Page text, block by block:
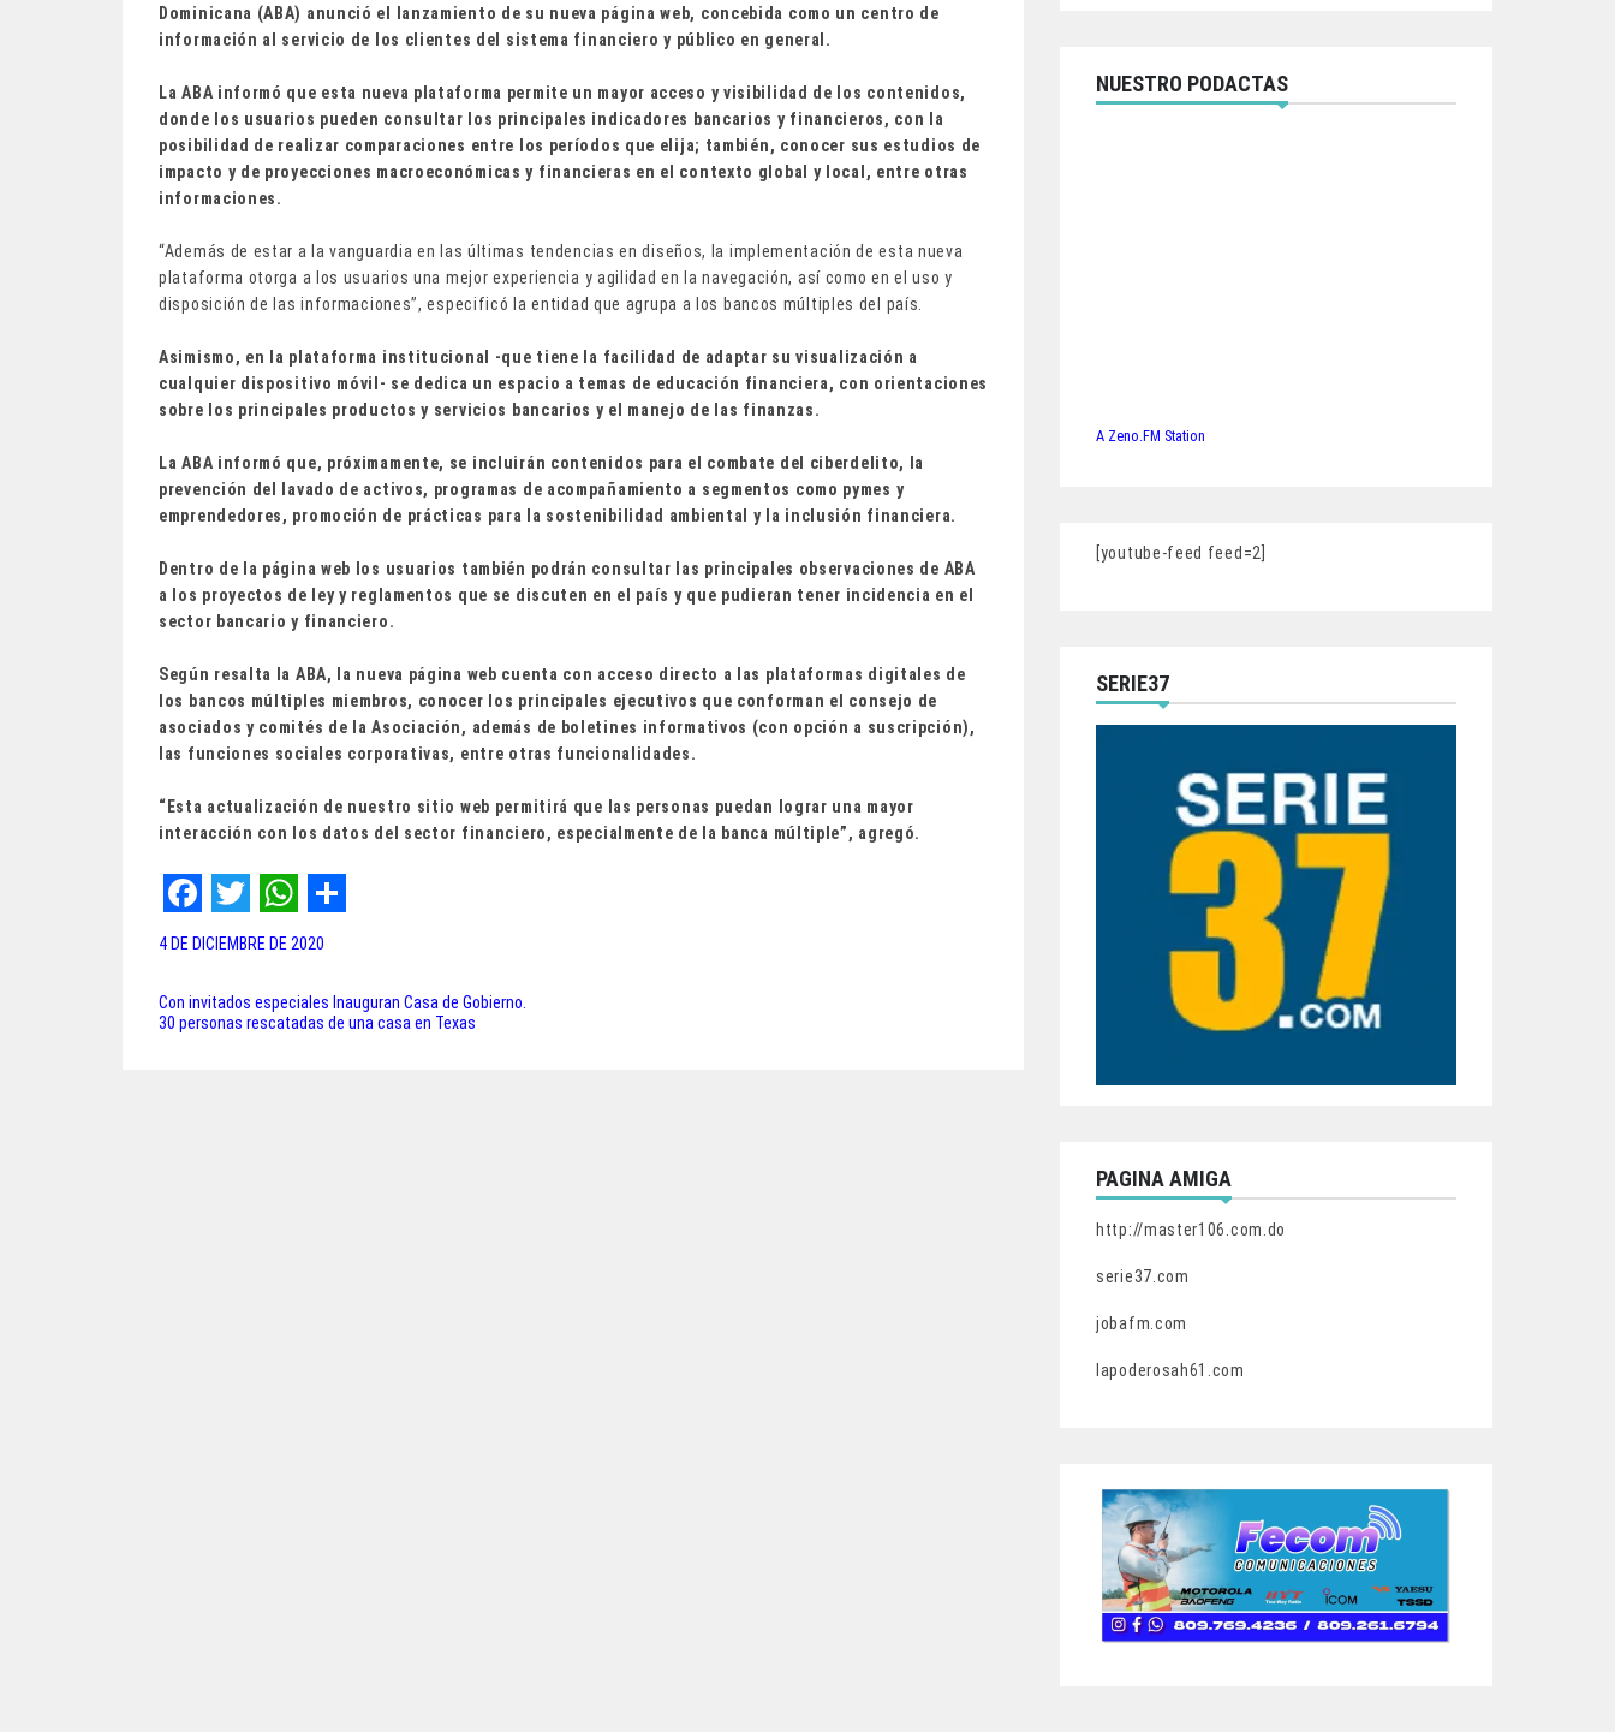
Dominicana (ABA) anunció el lanzamiento de su nueva página web, concebida como un centro de
información al servicio de los clientes del sistema financiero y público en general.
La ABA informó que esta nueva plataforma permite un mayor acceso y visibilidad de los contenidos,
donde los usuarios pueden consultar los principales indicadores bancarios y financieros, con la
posibilidad de realizar comparaciones entre los períodos que elija; también, conocer sus estudios de
impacto y de proyecciones macroeconómicas y financieras en el contexto global y local, entre otras
informaciones.
“Además de estar a la vanguardia en las últimas tendencias en diseños, la implementación de esta nueva
plataforma otorga a los usuarios una mejor experiencia y agilidad en la navegación, así como en el uso y
disposición de las informaciones”, especificó la entidad que agrupa a los bancos múltiples del país.
Asimismo, en la plataforma institucional -que tiene la facilidad de adaptar su visualización a
cualquier dispositivo móvil- se dedica un espacio a temas de educación financiera, con orientaciones
sobre los principales productos y servicios bancarios y el manejo de las finanzas.
La ABA informó que, próximamente, se incluirán contenidos para el combate del ciberdelito, la
prevención del lavado de activos, programas de acompañamiento a segmentos como pymes y
emprendedores, promoción de prácticas para la sostenibilidad ambiental y la inclusión financiera.
Dentro de la página web los usuarios también podrán consultar las principales observaciones de ABA
a los proyectos de ley y reglamentos que se discuten en el país y que pudieran tener incidencia en el
sector bancario y financiero.
Según resalta la ABA, la nueva página web cuenta con acceso directo a las plataformas digitales de
los bancos múltiples miembros, conocer los principales ejecutivos que conforman el consejo de
asociados y comités de la Asociación, además de boletines informativos (con opción a suscripción),
las funciones sociales corporativas, entre otras funcionalidades.
“Esta actualización de nuestro sitio web permitirá que las personas puedan lograr una mayor
interacción con los datos del sector financiero, especialmente de la banca múltiple”, agregó.
F
c
e
T
i
W
a
S
a
4 DE DICIEMBRE DE 2020
Navegación
Con invitados especiales Inauguran Casa de Gobierno.
30 personas rescatadas de una casa en Texas
NUESTRO PODACTAS
A Zeno.FM Station
[youtube-feed feed=2]
SERIE37
PAGINA AMIGA
http://master106.com.do
serie37.com
jobafm.com
lapoderosah61.com